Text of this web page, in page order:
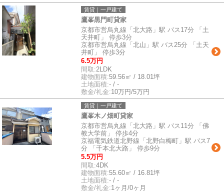
賃貸｜一戸建て
鷹峯黒門町貸家
京都市営烏丸線「北大路」駅 バス17分 「土
天井町」 停歩3分
京都市営烏丸線「北山」駅 バス25分 「土天
井町」 停歩3分
6.5万円
間取:2LDK
建物面積:59.56㎡ / 18.01坪
土地面積:- / -
敷金/礼金:10万円/5万円
賃貸｜一戸建て
鷹峯木ノ畑町貸家
京都市営烏丸線「北大路」駅 バス11分 「佛
教大学前」 停歩4分
京福電気鉄道北野線「北野白梅町」駅 バス7
分 「千本北大路」 停歩9分
5.5万円
間取:4DK
建物面積:55.60㎡ / 16.81坪
土地面積:- / -
敷金/礼金:1ヶ月/0ヶ月